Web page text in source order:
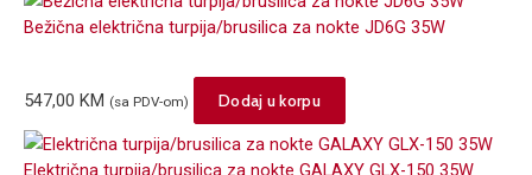
has
The
options
may
Bežična električna turpija/brusilica za nokte JD6G 35W
547,00 KM (sa PDV-om) Dodaj u korpu